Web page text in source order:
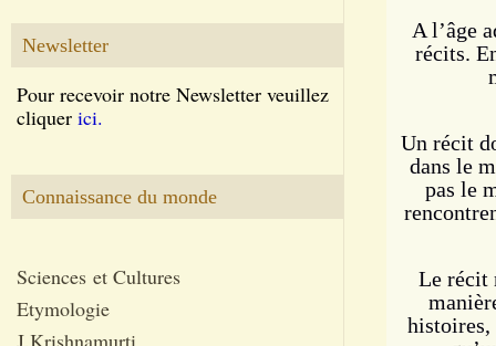
Newsletter
Pour recevoir notre Newsletter veuillez
cliquer ici.
Connaissance du monde
Sciences et Cultures
Etymologie
J.Krishnamurti
A l’âge
récits.
Un récit
dans le
pas le
Le récit
histoires,